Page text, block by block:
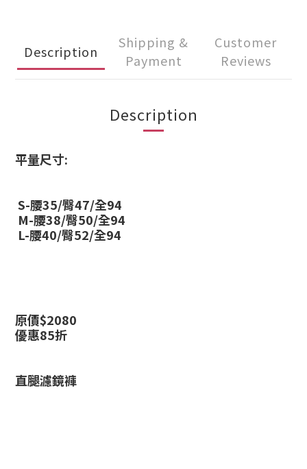
Description
Shipping &
Payment
Customer
Reviews
Description
平量尺寸:
S-腰35/臀47/全94
M-腰38/臀50/全94
L-腰40/臀52/全94
原價$2080
優惠85折
直腿濾鏡褲